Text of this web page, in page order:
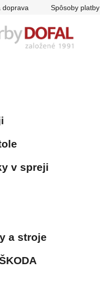
doprava Spôsoby platby
v spreji
a stroje